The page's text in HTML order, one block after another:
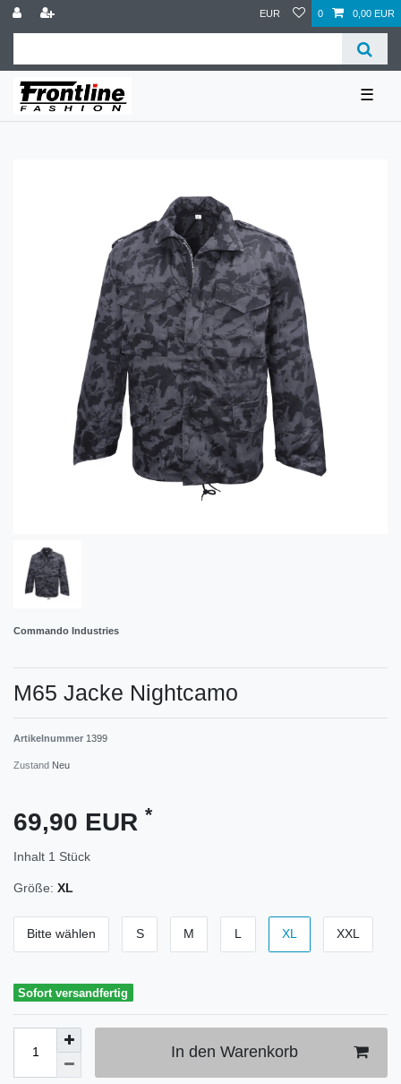
EUR 0 0,00 EUR
☰
Commando Industries
M65 Jacke Nightcamo
Artikelnummer 1399
Zustand Neu
69,90 EUR *
Inhalt 1 Stück
Größe: XL
Bitte wählen S M L XL XXL
Sofort versandfertig
In den Warenkorb